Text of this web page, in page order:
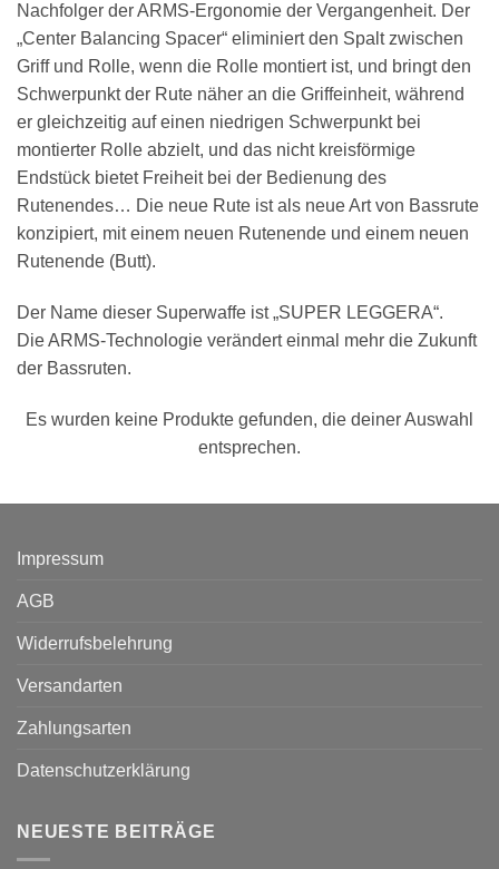
Nachfolger der ARMS-Ergonomie der Vergangenheit. Der
„Center Balancing Spacer“ eliminiert den Spalt zwischen
Griff und Rolle, wenn die Rolle montiert ist, und bringt den
Schwerpunkt der Rute näher an die Griffeinheit, während
er gleichzeitig auf einen niedrigen Schwerpunkt bei
montierter Rolle abzielt, und das nicht kreisförmige
Endstück bietet Freiheit bei der Bedienung des
Rutenendes… Die neue Rute ist als neue Art von Bassrute
konzipiert, mit einem neuen Rutenende und einem neuen
Rutenende (Butt).
Der Name dieser Superwaffe ist „SUPER LEGGERA“.
Die ARMS-Technologie verändert einmal mehr die Zukunft
der Bassruten.
Es wurden keine Produkte gefunden, die deiner Auswahl
entsprechen.
Impressum
AGB
Widerrufsbelehrung
Versandarten
Zahlungsarten
Datenschutzerklärung
NEUESTE BEITRÄGE